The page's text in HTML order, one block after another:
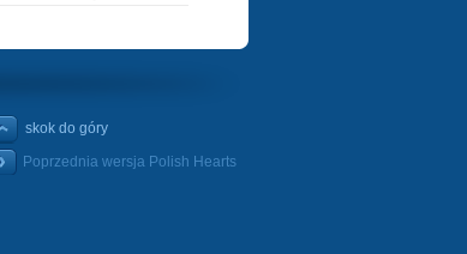
skok do góry
Poprzednia wersja Polish Hearts